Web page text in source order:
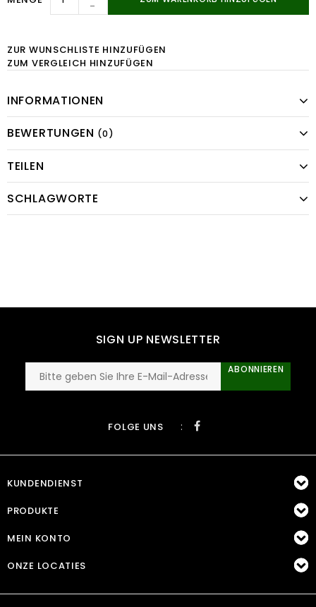
-
ZUR WUNSCHLISTE HINZUFÜGEN
ZUM VERGLEICH HINZUFÜGEN
INFORMATIONEN
BEWERTUNGEN (0)
TEILEN
SCHLAGWORTE
SIGN UP NEWSLETTER
ABONNIEREN
FOLGE UNS :
KUNDENDIENST
PRODUKTE
MEIN KONTO
ONZE LOCATIES